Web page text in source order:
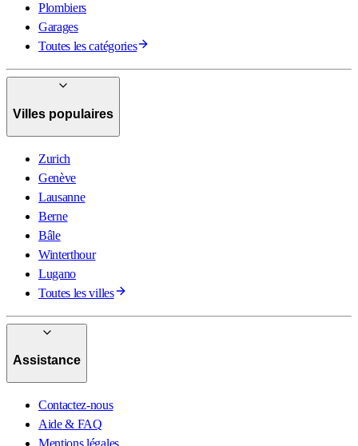
Plombiers
Garages
Toutes les catégories
Villes populaires
Zurich
Genève
Lausanne
Berne
Bâle
Winterthour
Lugano
Toutes les villes
Assistance
Contactez-nous
Aide & FAQ
Mentions légales